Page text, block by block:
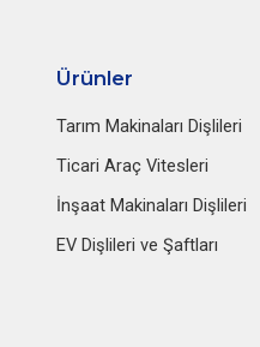
Ürünler
Tarım Makinaları Dişlileri
Ticari Araç Vitesleri
İnşaat Makinaları Dişlileri
EV Dişlileri ve Şaftları